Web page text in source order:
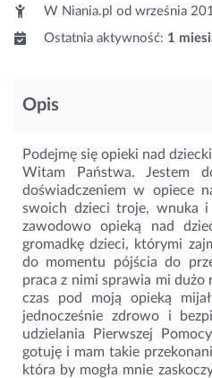
W Niania.pl od września
Ostatnia aktywność: 1
Opis
Podejmę się opieki nad
Witam Państwa. Jestem
doświadczeniem w opiece
swoich dzieci troje, wnuka
zawodowo opieką nad
gromadkę dzieci, którymi
do momentu pójścia do
praca z nimi sprawia mi dużo
czas pod moją opieką
jednocześnie zdrowo i
udzielania Pierwszej
gotuję i mam takie
która by mogła mnie